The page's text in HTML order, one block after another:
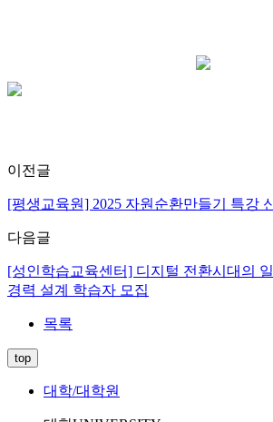
이전글
[평생교육원] 2025 자원순환만들기 특강
다음글
[성인학습교육센터] 디지털 전환시대의
경력 설계 학습자 모집
목록
top
대학/대학원